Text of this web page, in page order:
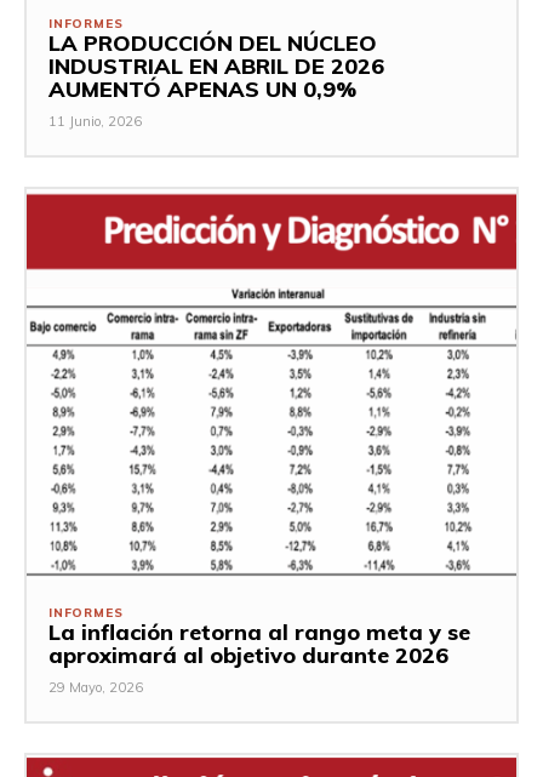
INFORMES
LA PRODUCCIÓN DEL NÚCLEO
INDUSTRIAL EN ABRIL DE 2026
AUMENTÓ APENAS UN 0,9%
11 Junio, 2026
INFORMES
La inflación retorna al rango meta y se
aproximará al objetivo durante 2026
29 Mayo, 2026